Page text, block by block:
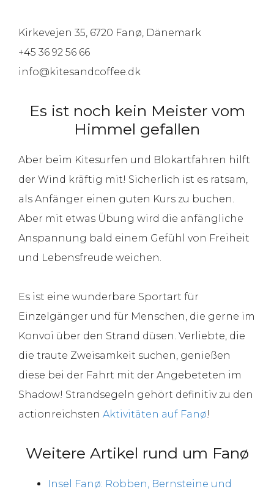
Kirkevejen 35, 6720 Fanø, Dänemark
+45 36 92 56 66
info@kitesandcoffee.dk
Es ist noch kein Meister vom
Himmel gefallen
Aber beim Kitesurfen und Blokartfahren hilft
der Wind kräftig mit! Sicherlich ist es ratsam,
als Anfänger einen guten Kurs zu buchen.
Aber mit etwas Übung wird die anfängliche
Anspannung bald einem Gefühl von Freiheit
und Lebensfreude weichen.
Es ist eine wunderbare Sportart für
Einzelgänger und für Menschen, die gerne im
Konvoi über den Strand düsen. Verliebte, die
die traute Zweisamkeit suchen, genießen
diese bei der Fahrt mit der Angebeteten im
Shadow! Strandsegeln gehört definitiv zu den
actionreichsten Aktivitäten auf Fanø!
Weitere Artikel rund um Fanø
Insel Fanø: Robben, Bernsteine und